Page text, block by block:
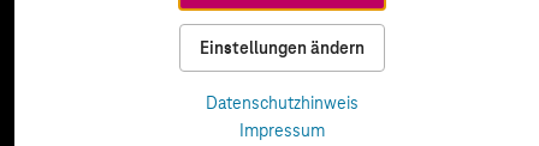
Einstellungen ändern
Datenschutzhinweis
Impressum